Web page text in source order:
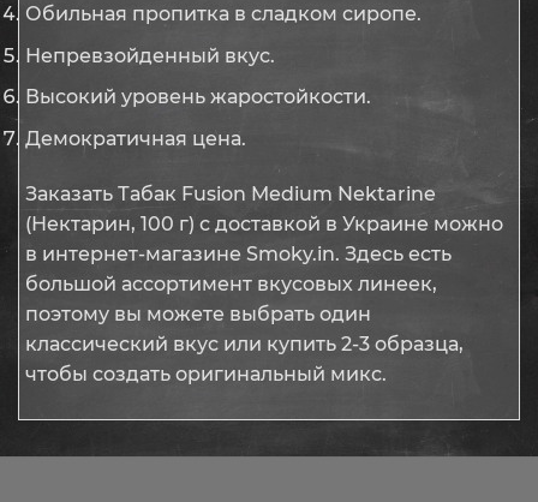
Обильная пропитка в сладком сиропе.
Непревзойденный вкус.
Высокий уровень жаростойкости.
Демократичная цена.
Заказать Табак Fusion Medium Nektarine
(Нектарин, 100 г) с доставкой в Украине можно
в интернет-магазине Smoky.in. Здесь есть
большой ассортимент вкусовых линеек,
поэтому вы можете выбрать один
классический вкус или купить 2-3 образца,
чтобы создать оригинальный микс.